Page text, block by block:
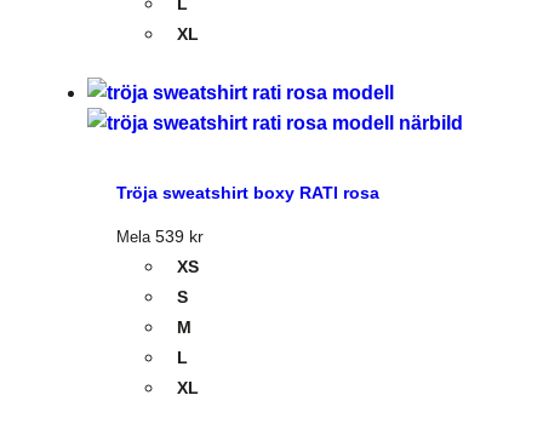
XL
Tröja sweatshirt boxy RATI rosa
Mela 539 kr
XS
S
M
L
XL